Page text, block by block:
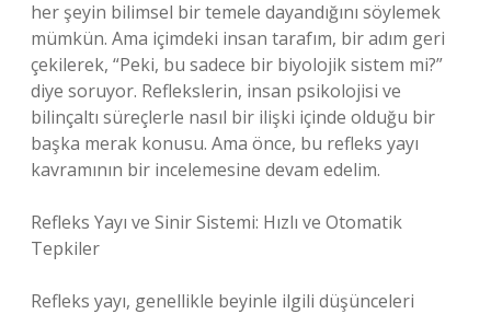
her şeyin bilimsel bir temele dayandığını söylemek
mümkün. Ama içimdeki insan tarafım, bir adım geri
çekilerek, “Peki, bu sadece bir biyolojik sistem mi?”
diye soruyor. Reflekslerin, insan psikolojisi ve
bilinçaltı süreçlerle nasıl bir ilişki içinde olduğu bir
başka merak konusu. Ama önce, bu refleks yayı
kavramının bir incelemesine devam edelim.
Refleks Yayı ve Sinir Sistemi: Hızlı ve Otomatik
Tepkiler
Refleks yayı, genellikle beyinle ilgili düşünceleri